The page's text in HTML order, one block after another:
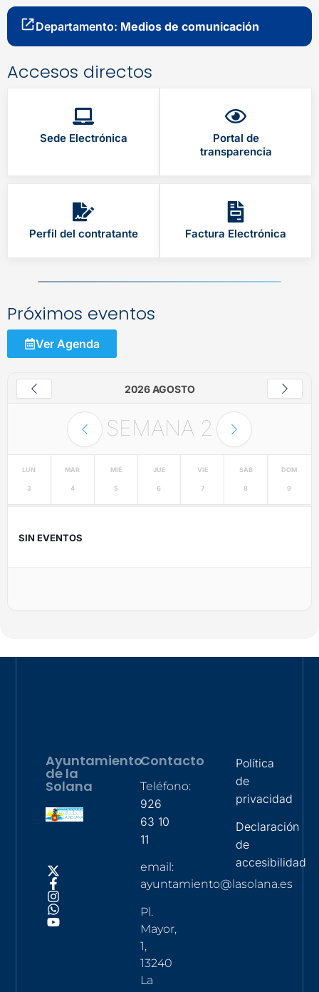
Departamento: Medios de comunicación
Accesos directos
Sede Electrónica
Portal de
transparencia
Perfil del contratante Factura Electrónica
Próximos eventos
Ver Agenda
2026 AGOSTO
SEMANA 2
LUN
3
MAR
4
MIÉ
5
JUE
6
VIE
7
SÁB
8
DOM
9
SIN EVENTOS
Ayuntamiento
de la
Solana
Contacto
Teléfono:
926
63 10
11
email:
ayuntamiento@lasolana.es
Pl.
Mayor,
1,
13240
La
Política
de
privacidad
Declaración
de
accesibilidad